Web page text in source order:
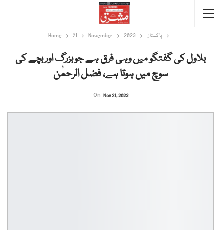
Home 21 November 2023 پاکستان
بلاول کی گفتگو میں وہی فرق ہے جو بزرگ اور بچے کی
سوچ میں ہوتا ہے، فضل الرحمٰن
On Nov 21, 2023